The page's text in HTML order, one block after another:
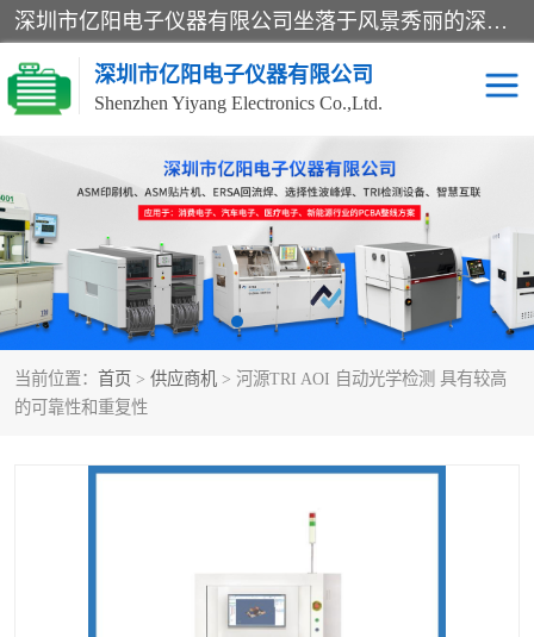
深圳市亿阳电子仪器有限公司坐落于风景秀丽的深圳市光明区，集SMT设备销售务为一体，努力为客户提供电子装配解决方案。与行业**SMT设备厂商：ASM（印刷机，锡膏检查机，贴片机），德国ERSA（爱莎）建立了稳固的代理合作关系，销售的设备一直保持**电子装配行业未来发展方向，能够满足客户各种繁杂产品的生产应用。
深圳市亿阳电子仪器有限公司
Shenzhen Yiyang Electronics Co.,Ltd.
当前位置： 首页 > 供应商机 > 河源TRI AOI 自动光学检测 具有较高
的可靠性和重复性
SX全自动高速贴片机 E系列中速贴片机
NeoHorizon全自动锡膏印
刷机
选择性波峰焊
VERSAFLOW-335
回流焊HOTFLOW 3/20e 波峰焊
BGA返修台HR600/2 自动光学检测TR7700QE